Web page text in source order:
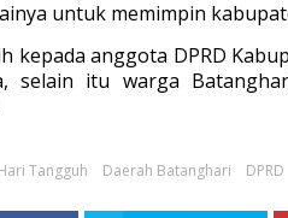
untuk memimpin
kepada anggota DPRD
selain itu warga
Tangguh Daerah Batanghari DPRD